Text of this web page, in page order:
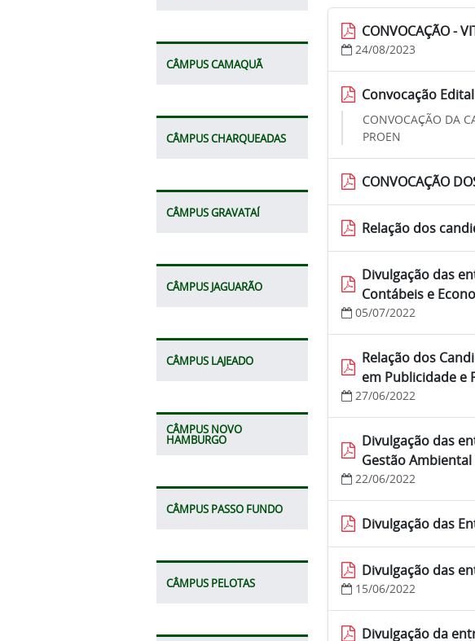
CÂMPUS CAMAQUÃ
CÂMPUS CHARQUEADAS
CÂMPUS GRAVATAÍ
CÂMPUS JAGUARÃO
CÂMPUS LAJEADO
CÂMPUS NOVO
HAMBURGO
CÂMPUS PASSO FUNDO
CÂMPUS PELOTAS
CONVOCAÇÃO -
24/08/2023
Convocação
CONVOCAÇÃO DA
PROEN
CONVOCAÇÃO
Relação dos
Divulgação das
Contábeis e
05/07/2022
Relação dos
em Publicidade e
27/06/2022
Divulgação das
Gestão
22/06/2022
Divulgação das
Divulgação das
15/06/2022
Divulgação da